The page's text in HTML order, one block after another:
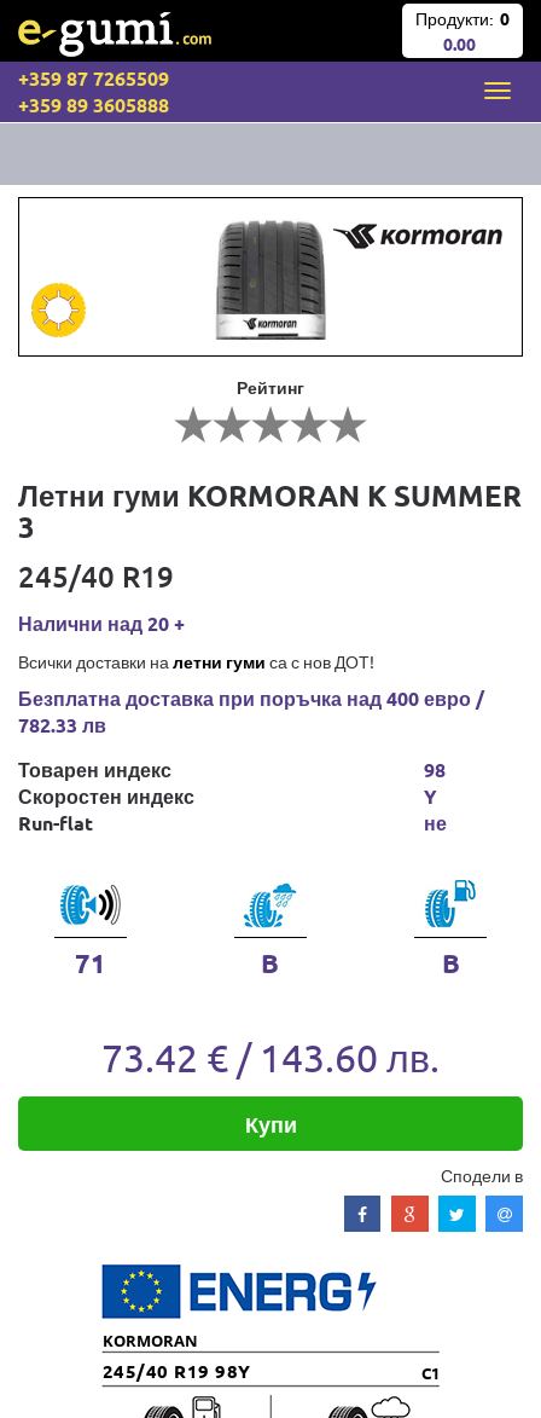
Продукти: 0
0.00
+359 87 7265509
+359 89 3605888
Рейтинг
Летни гуми KORMORAN K SUMMER
3
245/40 R19
Налични над 20 +
Всички доставки на летни гуми са с нов ДОТ!
Безплатна доставка при поръчка над 400 евро /
782.33 лв
Товарен индекс
Скоростен индекс
Run-flat
98
Y
не
71 B B
73.42 € / 143.60 лв.
Купи
Сподели в
KORMORAN
245/40 R19 98Y C1